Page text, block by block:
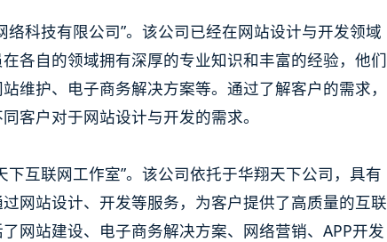
科技有限公司”。该公司已经在网站设计与开发领域
各自的领域拥有深厚的专业知识和丰富的经验，他们
维护、电子商务解决方案等。通过了解客户的需求，
客户对于网站设计与开发的需求。
互联网工作室”。该公司依托于华翔天下公司，具有
网站设计、开发等服务，为客户提供了高质量的互联
网站建设、电子商务解决方案、网络营销、APP开发